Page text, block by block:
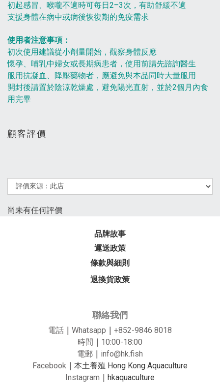
初起感冒、喉嚨不適時可每日2–3次，有助舒緩不適
支援身體在病中或病後恢復期的免疫需求
使用者注意事項：
初次使用建議從小劑量開始，觀察身體反應
懷孕、哺乳中婦女或長期病患者，使用前請先諮詢醫生
服用抗凝血、降壓藥物者，應避免與本品同時大量服用
開封後請置於陰涼乾燥處，避免陽光直射，並於2個月內食
用完畢
顧客評價
尚未有任何評價
品牌故事
運送政策
條款與細則
退換貨政策
聯絡我們
電話 ｜ Whatsapp ｜ +852-9846 8018
時間 ｜ 10:00-18:00
電郵 ｜ info@hk.fish
Facebook ｜ 本土養殖 Hong Kong Aquaculture
Instagram ｜ hkaquaculture